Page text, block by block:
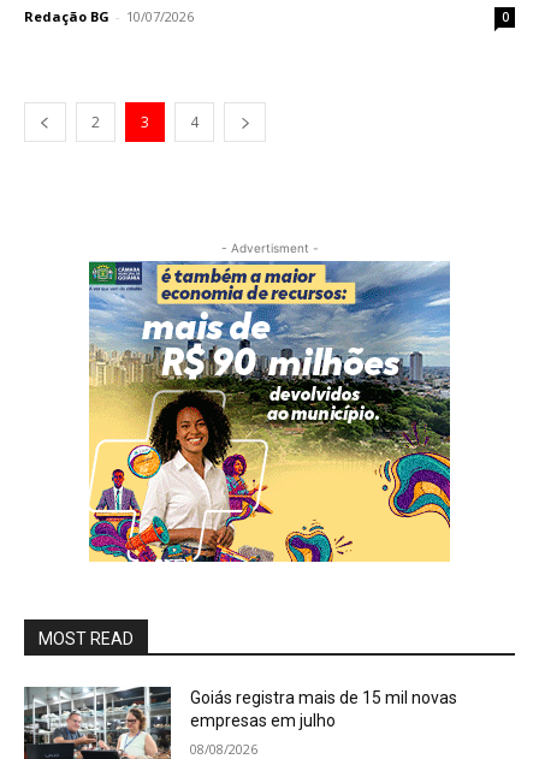
Redação BG - 10/07/2026 0
2 3 4
- Advertisment -
MOST READ
Goiás registra mais de 15 mil novas
empresas em julho
08/08/2026